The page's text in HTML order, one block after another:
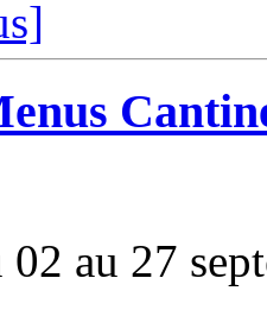
02 au 27